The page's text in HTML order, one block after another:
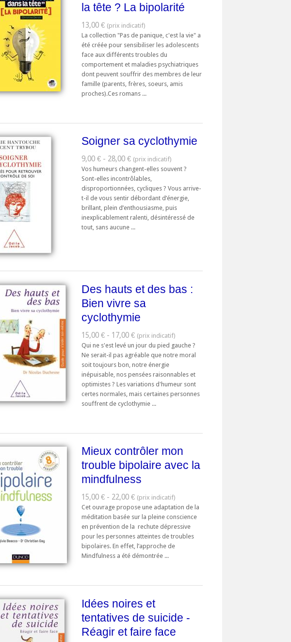
la tête ? La bipolarité
13,00 €
La collection "Pas de panique, c'est la vie" a
été créée pour sensibiliser les adolescents
face aux différents troubles du
comportement et maladies psychiatriques
dont peuvent souffrir des membres de leur
famille (parents, frères, soeurs, amis
proches).Ces romans ...
Soigner sa cyclothymie
9,00 € - 28,00 €
Vos humeurs changent-elles souvent ?
Sont-elles incontrôlables,
disproportionnées, cycliques ? Vous arrive-
t-il de vous sentir débordant d’énergie,
brillant, plein d’enthousiasme, puis
inexplicablement ralenti, désintéressé de
tout, sans aucune ...
Des hauts et des bas :
Bien vivre sa
cyclothymie
15,00 € - 17,00 €
Qui ne s'est levé un jour du pied gauche ?
Ne serait-il pas agréable que notre moral
soit toujours bon, notre énergie
inépuisable, nos pensées raisonnables et
optimistes ? Les variations d'humeur sont
certes normales, mais certaines personnes
souffrent de cyclothymie ...
Mieux contrôler mon
trouble bipolaire avec la
mindfulness
15,00 € - 22,00 €
Cet ouvrage propose une adaptation de la
méditation basée sur la pleine conscience
en prévention de la rechute dépressive
pour les personnes atteintes de troubles
bipolaires. En effet, l’approche de
Mindfulness a été démontrée ...
Idées noires et
tentatives de suicide -
Réagir et faire face